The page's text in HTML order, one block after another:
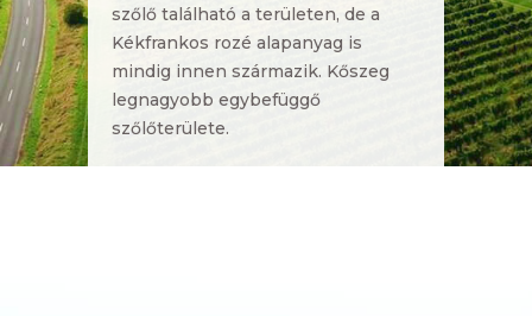
szőlő található a területen, de a
Kékfrankos rozé alapanyag is
mindig innen származik. Kőszeg
legnagyobb egybefüggő
szőlőterülete.